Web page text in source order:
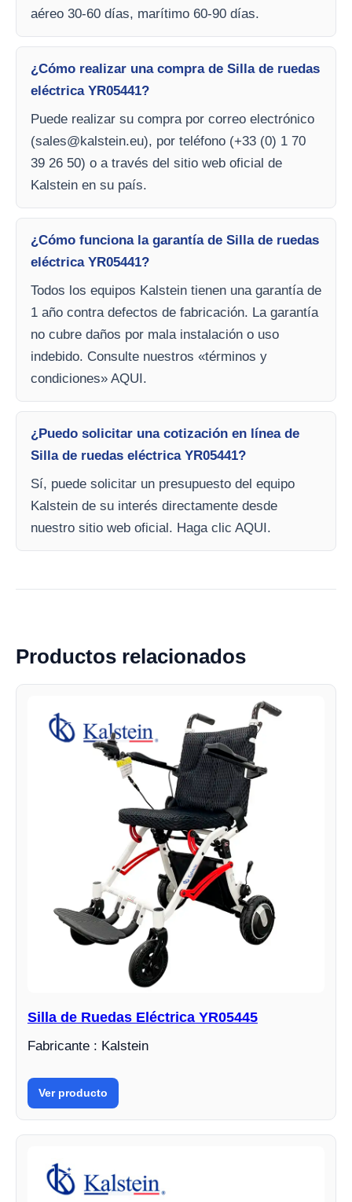
aéreo 30-60 días, marítimo 60-90 días.
¿Cómo realizar una compra de Silla de ruedas
eléctrica YR05441?
Puede realizar su compra por correo electrónico
(sales@kalstein.eu), por teléfono (+33 (0) 1 70
39 26 50) o a través del sitio web oficial de
Kalstein en su país.
¿Cómo funciona la garantía de Silla de ruedas
eléctrica YR05441?
Todos los equipos Kalstein tienen una garantía de
1 año contra defectos de fabricación. La garantía
no cubre daños por mala instalación o uso
indebido. Consulte nuestros «términos y
condiciones» AQUI.
¿Puedo solicitar una cotización en línea de
Silla de ruedas eléctrica YR05441?
Sí, puede solicitar un presupuesto del equipo
Kalstein de su interés directamente desde
nuestro sitio web oficial. Haga clic AQUI.
Productos relacionados
Silla de Ruedas Eléctrica YR05445
Fabricante : Kalstein
Ver producto